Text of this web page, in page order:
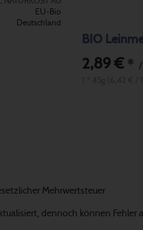
EU-Bio
Deutschland
BIO
2,89 €* /
Mehrwertsteuer
dennoch können Fehler